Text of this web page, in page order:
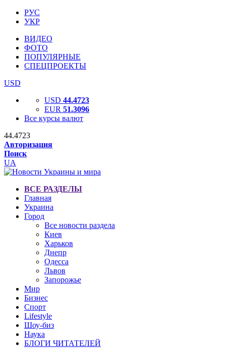
РУС
УКР
ВИДЕО
ФОТО
ПОПУЛЯРНЫЕ
СПЕЦПРОЕКТЫ
USD
USD 44.4723
EUR 51.3096
Все курсы валют
44.4723
Авторизация
Поиск
UA
ВСЕ РАЗДЕЛЫ
Главная
Украина
Город
Все новости раздела
Киев
Харьков
Днепр
Одесса
Львов
Запорожье
Мир
Бизнес
Спорт
Lifestyle
Шоу-биз
Наука
БЛОГИ ЧИТАТЕЛЕЙ